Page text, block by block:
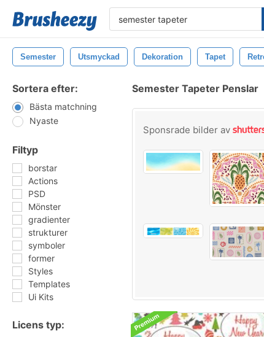
Semester Utsmyckad Dekoration Tapet
Sortera efter:
Bästa matchning
Nyaste
Filtyp
borstar
Actions
PSD
Mönster
gradienter
strukturer
symboler
former
Styles
Templates
Ui Kits
Licens typ:
Semester Tapeter Penslar
Sponsrade bilder av